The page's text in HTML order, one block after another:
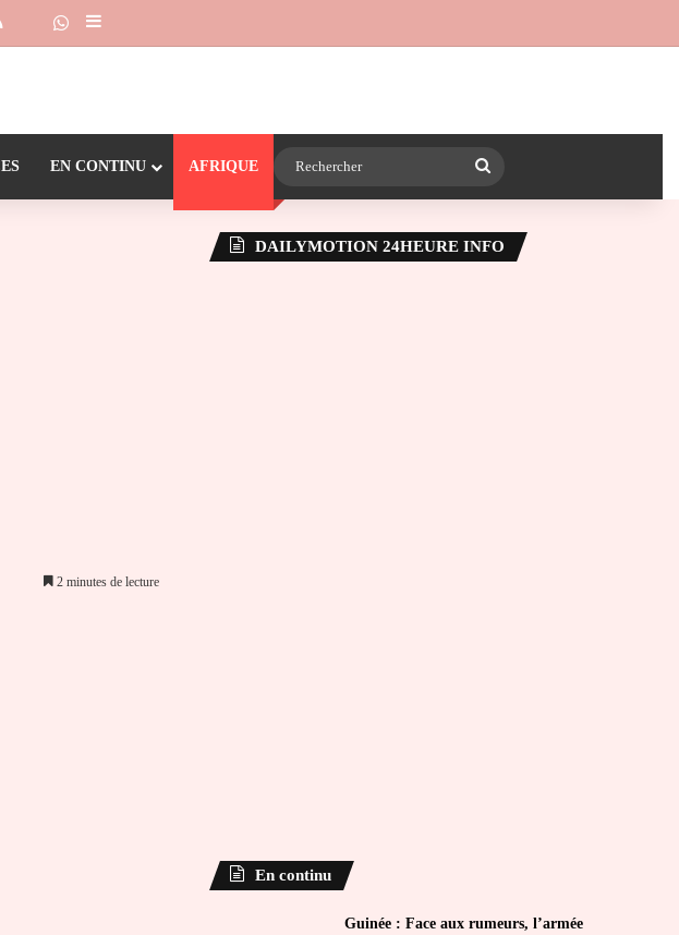
RSS Dailymotion
Suivre la chaîne 24heureinfo sur WhatsApp
Sidebar (barre latérale)
EN CONTINU AFRIQUE
2 minutes de lecture
DAILYMOTION 24HEURE INFO
En continu
Guinée : Face aux rumeurs, l’armée